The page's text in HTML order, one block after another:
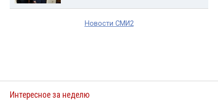
Новости СМИ2
Интересное за неделю